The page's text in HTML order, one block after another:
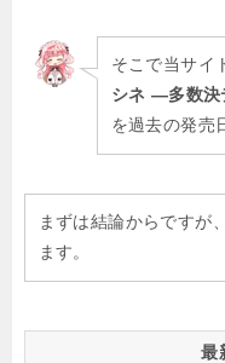
そこで当サイ
シネ ―多数
を過去の発売
まずは結論からですが
ます。
最